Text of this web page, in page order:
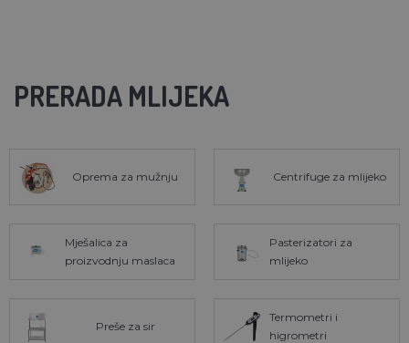
PRERADA MLIJEKA
Oprema za mužnju Centrifuge za mlijeko
Mješalica za
proizvodnju maslaca
Pasterizatori za
mlijeko
Preše za sir
Termometri i
higrometri